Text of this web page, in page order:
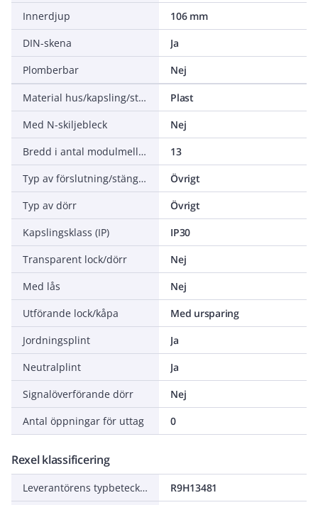
Innerdjup
106 mm
DIN-skena
Ja
Plomberbar
Nej
Material hus/kapsling/stomme
Plast
Med N-skiljebleck
Nej
Bredd i antal modulmellanrum
13
Typ av förslutning/stängning
Övrigt
Typ av dörr
Övrigt
Kapslingsklass (IP)
IP30
Transparent lock/dörr
Nej
Med lås
Nej
Utförande lock/kåpa
Med ursparing
Jordningsplint
Ja
Neutralplint
Ja
Signalöverförande dörr
Nej
Antal öppningar för uttag
0
Rexel klassificering
Leverantörens typbeteckning
R9H13481